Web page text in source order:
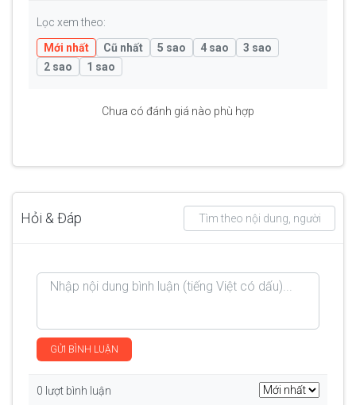
Lọc xem theo:
Mới nhất
Cũ nhất 5 sao 4 sao
3 sao
2 sao
1 sao
Chưa có đánh giá nào phù hợp
Hỏi & Đáp
GỬI BÌNH LUẬN
0 lượt bình luận